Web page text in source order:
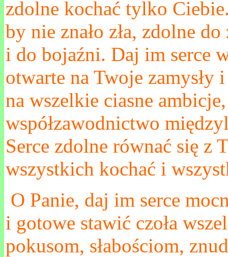
zdolne kochać tylko
by nie znało zła, zdolne
i do bojaźni. Daj im serce
otwarte na Twoje zamysły
na wszelkie ciasne
współzawodnictwo
Serce zdolne równać się z
wszystkich kochać i
O Panie, daj im serce
i gotowe stawić czoła
pokusom, słabościom,